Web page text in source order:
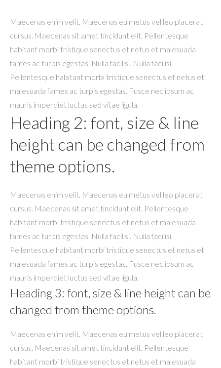
Maecenas enim velit. Maecenas eu metus vel leo placerat
cursus. Maecenas sit amet tincidunt elit. Pellentesque
habitant morbi tristique senectus et netus et malesuada
fames ac turpis egestas. Nulla facilisi. Nulla facilisi.
Pellentesque habitant morbi tristique senectus et netus et
malesuada fames ac turpis egestas. Fusce nec ipsum ac
mauris imperdiet luctus sed vitae ligula.
Heading 2: font, size & line
height can be changed from
theme options.
Maecenas enim velit. Maecenas eu metus vel leo placerat
cursus. Maecenas sit amet tincidunt elit. Pellentesque
habitant morbi tristique senectus et netus et malesuada
fames ac turpis egestas. Nulla facilisi. Nulla facilisi.
Pellentesque habitant morbi tristique senectus et netus et
malesuada fames ac turpis egestas. Fusce nec ipsum ac
mauris imperdiet luctus sed vitae ligula.
Heading 3: font, size & line height can be
changed from theme options.
Maecenas enim velit. Maecenas eu metus vel leo placerat
cursus. Maecenas sit amet tincidunt elit. Pellentesque
habitant morbi tristique senectus et netus et malesuada